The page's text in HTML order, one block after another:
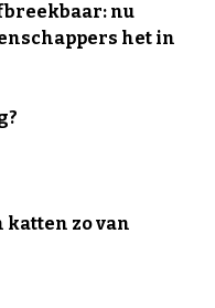
nu
het in
katten zo van